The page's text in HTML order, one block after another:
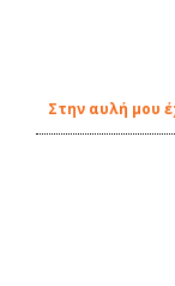
Στην αυλή μου